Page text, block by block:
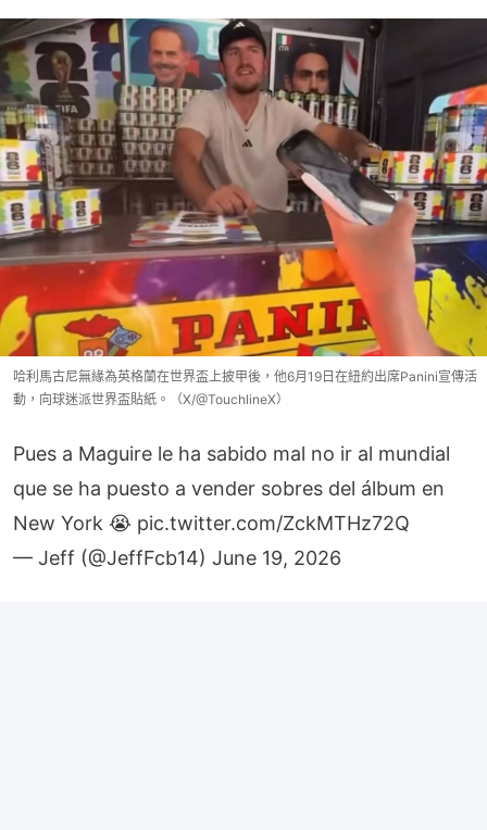
哈利馬古尼無緣為英格蘭在世界盃上披甲後，他6月19日在紐約出席Panini宣傳活
動，向球迷派世界盃貼紙。（X/@TouchlineX）
Pues a Maguire le ha sabido mal no ir al mundial
que se ha puesto a vender sobres del álbum en
New York 😭 pic.twitter.com/ZckMTHz72Q
— Jeff (@JeffFcb14) June 19, 2026